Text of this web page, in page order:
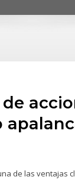
de las ventajas